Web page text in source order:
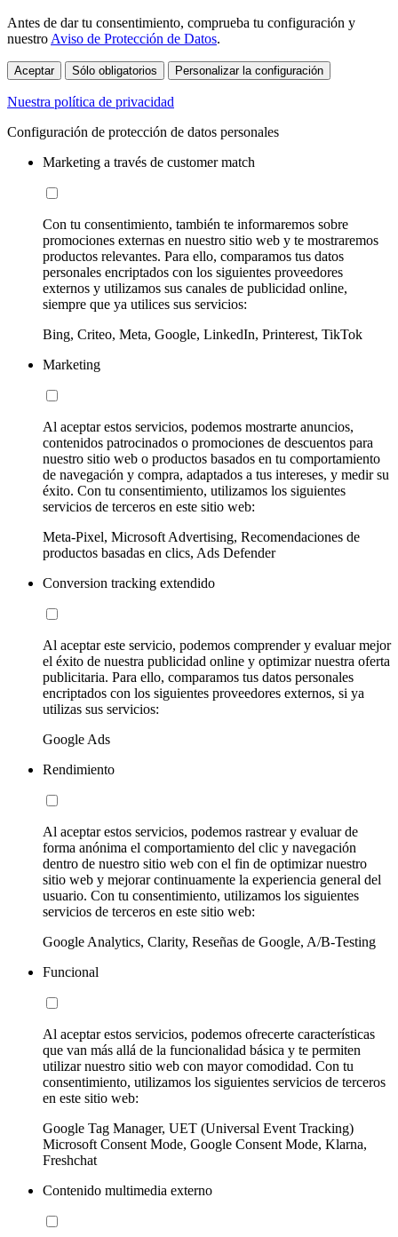
Antes de dar tu consentimiento, comprueba tu configuración y
nuestro Aviso de Protección de Datos.
Aceptar Sólo obligatorios Personalizar la configuración
Nuestra política de privacidad
Configuración de protección de datos personales
Marketing a través de customer match
Con tu consentimiento, también te informaremos sobre
promociones externas en nuestro sitio web y te mostraremos
productos relevantes. Para ello, comparamos tus datos
personales encriptados con los siguientes proveedores
externos y utilizamos sus canales de publicidad online,
siempre que ya utilices sus servicios:
Bing, Criteo, Meta, Google, LinkedIn, Printerest, TikTok
Marketing
Al aceptar estos servicios, podemos mostrarte anuncios,
contenidos patrocinados o promociones de descuentos para
nuestro sitio web o productos basados en tu comportamiento
de navegación y compra, adaptados a tus intereses, y medir su
éxito. Con tu consentimiento, utilizamos los siguientes
servicios de terceros en este sitio web:
Meta-Pixel, Microsoft Advertising, Recomendaciones de
productos basadas en clics, Ads Defender
Conversion tracking extendido
Al aceptar este servicio, podemos comprender y evaluar mejor
el éxito de nuestra publicidad online y optimizar nuestra oferta
publicitaria. Para ello, comparamos tus datos personales
encriptados con los siguientes proveedores externos, si ya
utilizas sus servicios:
Google Ads
Rendimiento
Al aceptar estos servicios, podemos rastrear y evaluar de
forma anónima el comportamiento del clic y navegación
dentro de nuestro sitio web con el fin de optimizar nuestro
sitio web y mejorar continuamente la experiencia general del
usuario. Con tu consentimiento, utilizamos los siguientes
servicios de terceros en este sitio web:
Google Analytics, Clarity, Reseñas de Google, A/B-Testing
Funcional
Al aceptar estos servicios, podemos ofrecerte características
que van más allá de la funcionalidad básica y te permiten
utilizar nuestro sitio web con mayor comodidad. Con tu
consentimiento, utilizamos los siguientes servicios de terceros
en este sitio web:
Google Tag Manager, UET (Universal Event Tracking)
Microsoft Consent Mode, Google Consent Mode, Klarna,
Freshchat
Contenido multimedia externo